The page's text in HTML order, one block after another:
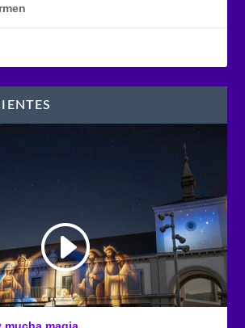
mucha magia